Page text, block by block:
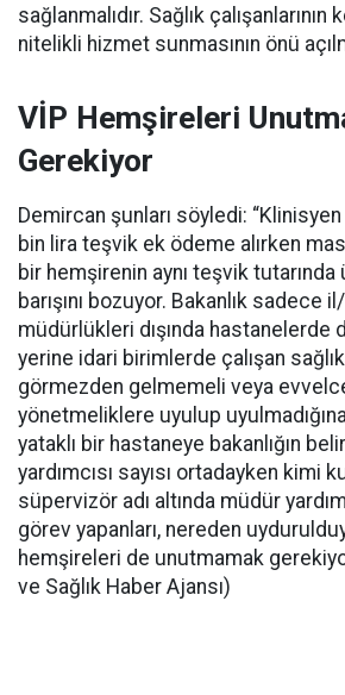
sağlanmalıdır. Sağlık çalışanlarının
nitelikli hizmet sunmasının önü
VİP Hemşireleri
Gerekiyor
Demircan şunları söyledi:
bin lira teşvik ek ödeme alırken
bir hemşirenin aynı teşvik
barışını bozuyor. Bakanlık sadece
müdürlükleri dışında hastanelerde
yerine idari birimlerde çalışan
görmezden gelmemeli veya evvelce
yönetmeliklere uyulup
yataklı bir hastaneye bakanlığın
yardımcısı sayısı ortadayken kimi
süpervizör adı altında müdür
görev yapanları, nereden
hemşireleri de unutmamak
ve Sağlık Haber Ajansı)